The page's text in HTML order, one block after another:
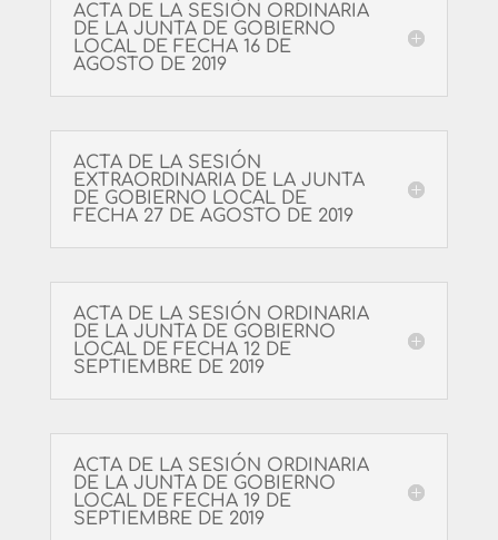
ACTA DE LA SESIÓN ORDINARIA
DE LA JUNTA DE GOBIERNO
LOCAL DE FECHA 16 DE
AGOSTO DE 2019
ACTA DE LA SESIÓN
EXTRAORDINARIA DE LA JUNTA
DE GOBIERNO LOCAL DE
FECHA 27 DE AGOSTO DE 2019
ACTA DE LA SESIÓN ORDINARIA
DE LA JUNTA DE GOBIERNO
LOCAL DE FECHA 12 DE
SEPTIEMBRE DE 2019
ACTA DE LA SESIÓN ORDINARIA
DE LA JUNTA DE GOBIERNO
LOCAL DE FECHA 19 DE
SEPTIEMBRE DE 2019